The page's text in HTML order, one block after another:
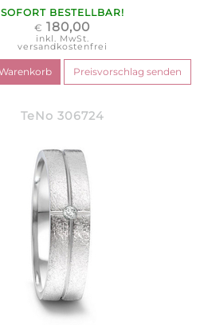
SOFORT BESTELLBAR!
€ 180,00
inkl. MwSt.
versandkostenfrei
TeNo 306724